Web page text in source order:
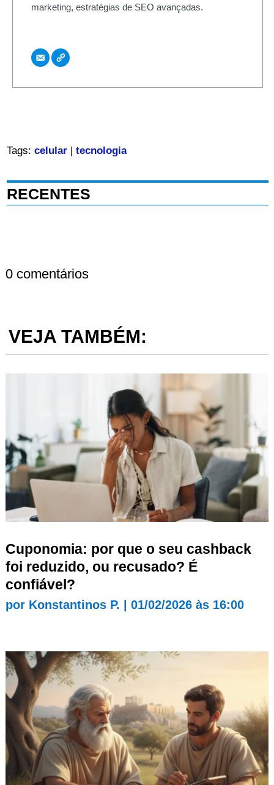
marketing, estratégias de SEO avançadas.
Tags: celular| tecnologia
RECENTES
0 comentários
VEJA TAMBÉM:
Cuponomia: por que o seu cashback
foi reduzido, ou recusado? É
confiável?
por Konstantinos P. 01/02/2026 às 16:00